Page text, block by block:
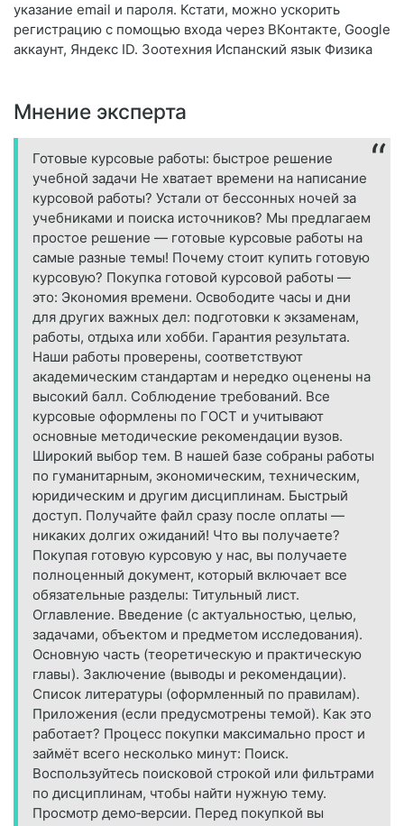
указание email и пароля. Кстати, можно ускорить
регистрацию с помощью входа через ВКонтакте, Google
аккаунт, Яндекс ID. Зоотехния Испанский язык Физика
Мнение эксперта
Готовые курсовые работы: быстрое решение
учебной задачи Не хватает времени на написание
курсовой работы? Устали от бессонных ночей за
учебниками и поиска источников? Мы предлагаем
простое решение — готовые курсовые работы на
самые разные темы! Почему стоит купить готовую
курсовую? Покупка готовой курсовой работы —
это: Экономия времени. Освободите часы и дни
для других важных дел: подготовки к экзаменам,
работы, отдыха или хобби. Гарантия результата.
Наши работы проверены, соответствуют
академическим стандартам и нередко оценены на
высокий балл. Соблюдение требований. Все
курсовые оформлены по ГОСТ и учитывают
основные методические рекомендации вузов.
Широкий выбор тем. В нашей базе собраны работы
по гуманитарным, экономическим, техническим,
юридическим и другим дисциплинам. Быстрый
доступ. Получайте файл сразу после оплаты —
никаких долгих ожиданий! Что вы получаете?
Покупая готовую курсовую у нас, вы получаете
полноценный документ, который включает все
обязательные разделы: Титульный лист.
Оглавление. Введение (с актуальностью, целью,
задачами, объектом и предметом исследования).
Основную часть (теоретическую и практическую
главы). Заключение (выводы и рекомендации).
Список литературы (оформленный по правилам).
Приложения (если предусмотрены темой). Как это
работает? Процесс покупки максимально прост и
займёт всего несколько минут: Поиск.
Воспользуйтесь поисковой строкой или фильтрами
по дисциплинам, чтобы найти нужную тему.
Просмотр демо‑версии. Перед покупкой вы